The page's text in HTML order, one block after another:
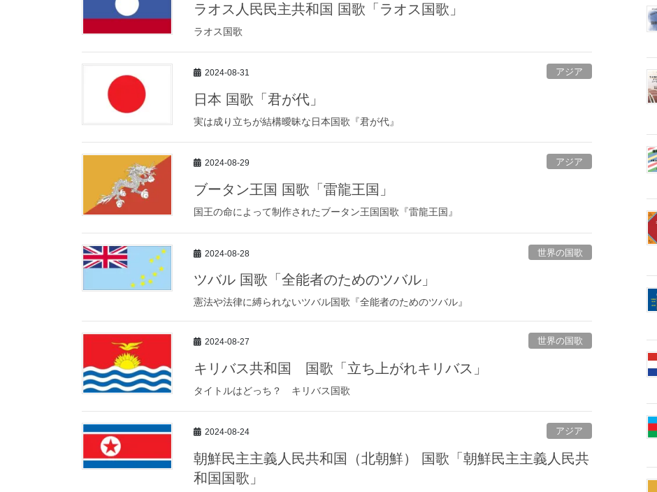
ラオス人民民主共和国 国歌「ラオス国歌」
ラオス国歌
2024-08-31 アジア
日本 国歌「君が代」
実は成り立ちが結構曖昧な日本国歌『君が代』
2024-08-29 アジア
ブータン王国 国歌「雷龍王国」
国王の命によって制作されたブータン王国国歌『雷龍王国』
2024-08-28 世界の国歌
ツバル 国歌「全能者のためのツバル」
憲法や法律に縛られないツバル国歌『全能者のためのツバル』
2024-08-27 世界の国歌
キリバス共和国 国歌「立ち上がれキリバス」
タイトルはどっち？ キリバス国歌
2024-08-24 アジア
朝鮮民主主義人民共和国（北朝鮮） 国歌「朝鮮民主主義人民共
和国国歌」